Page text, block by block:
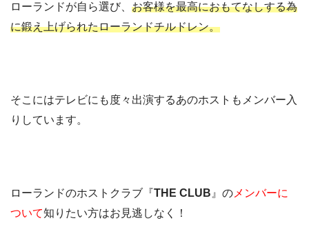
ローランドが自ら選び、 お客様を最高におもてなしする為
に鍛え上げられたローランドチルドレン。
そこにはテレビにも度々出演するあのホストもメンバー入
りしています。
ローランドのホストクラブ『THE CLUB 』の メンバーに
ついて知りたい方はお見逃しなく！